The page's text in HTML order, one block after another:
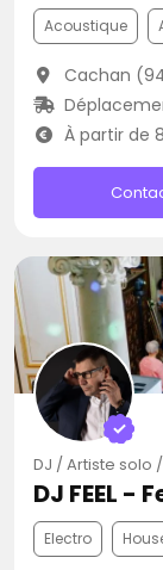
Acoustique
Cachan
À partir de
DJ / Artiste solo
DJ FEEL -
Electro